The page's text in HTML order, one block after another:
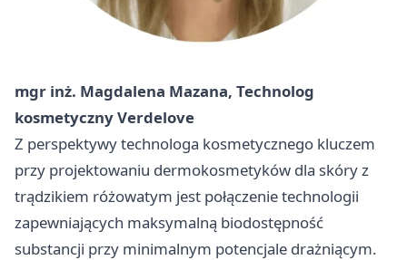
mgr inż. Magdalena Mazana, Technolog
kosmetyczny Verdelove
Z perspektywy technologa kosmetycznego kluczem
przy projektowaniu dermokosmetyków dla skóry z
trądzikiem różowatym jest połączenie technologii
zapewniających maksymalną biodostępność
substancji przy minimalnym potencjale drażniącym.